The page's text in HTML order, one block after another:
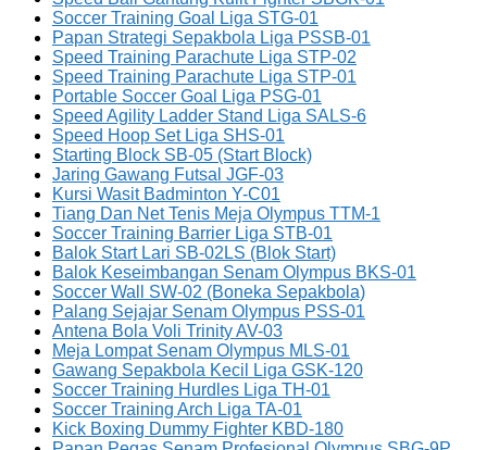
Soccer Training Goal Liga STG-01
Papan Strategi Sepakbola Liga PSSB-01
Speed Training Parachute Liga STP-02
Speed Training Parachute Liga STP-01
Portable Soccer Goal Liga PSG-01
Speed Agility Ladder Stand Liga SALS-6
Speed Hoop Set Liga SHS-01
Starting Block SB-05 (Start Block)
Jaring Gawang Futsal JGF-03
Kursi Wasit Badminton Y-C01
Tiang Dan Net Tenis Meja Olympus TTM-1
Soccer Training Barrier Liga STB-01
Balok Start Lari SB-02LS (Blok Start)
Balok Keseimbangan Senam Olympus BKS-01
Soccer Wall SW-02 (Boneka Sepakbola)
Palang Sejajar Senam Olympus PSS-01
Antena Bola Voli Trinity AV-03
Meja Lompat Senam Olympus MLS-01
Gawang Sepakbola Kecil Liga GSK-120
Soccer Training Hurdles Liga TH-01
Soccer Training Arch Liga TA-01
Kick Boxing Dummy Fighter KBD-180